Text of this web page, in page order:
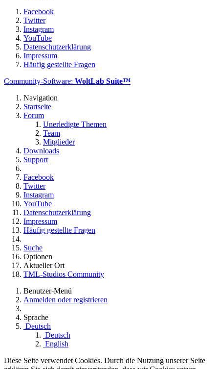
Facebook
Twitter
Instagram
YouTube
Datenschutzerklärung
Impressum
Häufig gestellte Fragen
Community-Software: WoltLab Suite™
Navigation
Startseite
Forum
Unerledigte Themen
Team
Mitglieder
Downloads
Support
Facebook
Twitter
Instagram
YouTube
Datenschutzerklärung
Impressum
Häufig gestellte Fragen
Suche
Optionen
Aktueller Ort
TML-Studios Community
Benutzer-Menü
Anmelden oder registrieren
Sprache
Deutsch
Deutsch
English
Diese Seite verwendet Cookies. Durch die Nutzung unserer Seite